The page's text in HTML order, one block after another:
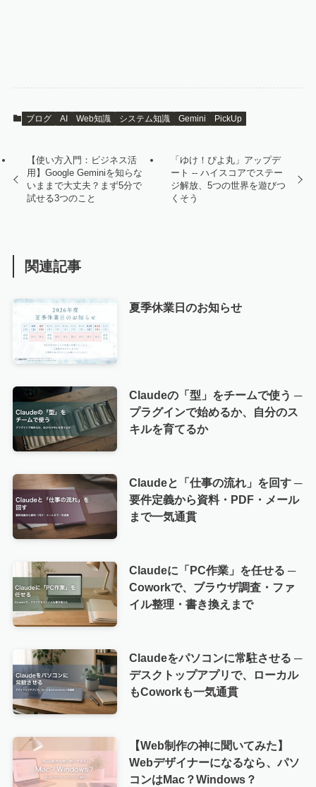
ブログ AI Web知識 システム知識 Gemini PickUp
【使い方入門：ビジネス活
用】Google Geminiを知らな
いままで大丈夫？まず5分で
試せる3つのこと
「ゆけ！ぴよ丸」アップデ
ート -- ハイスコアでステー
ジ解放、5つの世界を遊びつ
くそう
関連記事
夏季休業日のお知らせ
Claudeの「型」をチームで使う ─
プラグインで始めるか、自分のス
キルを育てるか
Claudeと「仕事の流れ」を回す ─
要件定義から資料・PDF・メール
まで一気通貫
Claudeに「PC作業」を任せる ─
Coworkで、ブラウザ調査・ファ
イル整理・書き換えまで
Claudeをパソコンに常駐させる ─
デスクトップアプリで、ローカル
もCoworkも一気通貫
【Web制作の神に聞いてみた】
Webデザイナーになるなら、パソ
コンはMac？Windows？